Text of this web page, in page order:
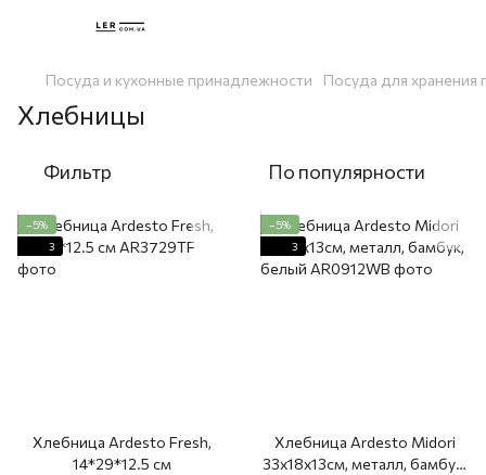
Посуда и кухонные принадлежности Посуда для хранения
Хлебницы
Фильтр По популярности
−5%
3
Хлебница Ardesto Fresh,
14*29*12.5 см
−5%
3
Хлебница Ardesto Midori
33х18х13см, металл, бамбук,